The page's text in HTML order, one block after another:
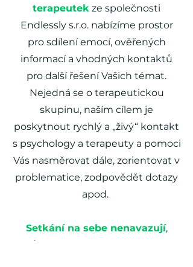
terapeutek ze společnosti
Endlessly s.r.o. nabízíme prostor
pro sdílení emocí, ověřených
informací a vhodných kontaktů
pro další řešení Vašich témat.
Nejedná se o terapeutickou
skupinu, naším cílem je
poskytnout rychlý a „živý“ kontakt
s psychology a terapeuty a pomoci
Vás nasměrovat dále, zorientovat v
problematice, zodpovědět dotazy
apod.
Setkání na sebe nenavazují,
můžete se účastnit jakéhokoliv